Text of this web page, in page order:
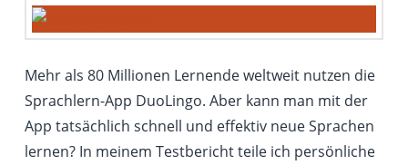
Mehr als 80 Millionen Lernende weltweit nutzen die
Sprachlern-App DuoLingo. Aber kann man mit der
App tatsächlich schnell und effektiv neue Sprachen
lernen? In meinem Testbericht teile ich persönliche